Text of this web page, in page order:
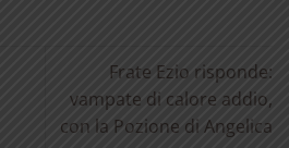
Frate Ezio risponde:
vampate di calore addio,
con la Pozione di Angelica